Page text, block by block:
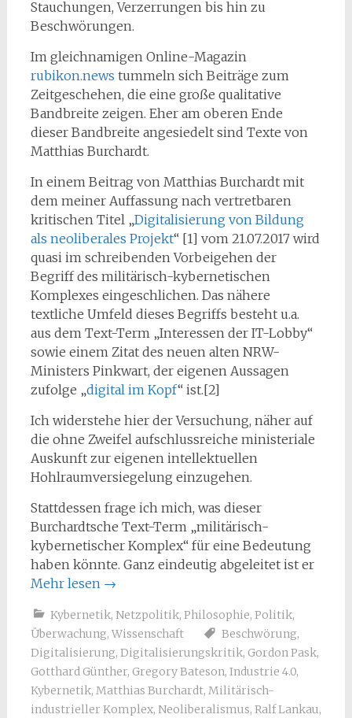
Stauchungen, Verzerrungen bis hin zu
Beschwörungen.
Im gleichnamigen Online-Magazin
rubikon.news tummeln sich Beiträge zum
Zeitgeschehen, die eine große qualitative
Bandbreite zeigen. Eher am oberen Ende
dieser Bandbreite angesiedelt sind Texte von
Matthias Burchardt.
In einem Beitrag von Matthias Burchardt mit
dem meiner Auffassung nach vertretbaren
kritischen Titel „Digitalisierung von Bildung
als neoliberales Projekt“ [1] vom 21.07.2017 wird
quasi im schreibenden Vorbeigehen der
Begriff des militärisch-kybernetischen
Komplexes eingeschlichen. Das nähere
textliche Umfeld dieses Begriffs besteht u.a.
aus dem Text-Term „Interessen der IT-Lobby“
sowie einem Zitat des neuen alten NRW-
Ministers Pinkwart, der eigenen Aussagen
zufolge „digital im Kopf“ ist.[2]
Ich widerstehe hier der Versuchung, näher auf
die ohne Zweifel aufschlussreiche ministeriale
Auskunft zur eigenen intellektuellen
Hohlraumversiegelung einzugehen.
Stattdessen frage ich mich, was dieser
Burchardtsche Text-Term „militärisch-
kybernetischer Komplex“ für eine Bedeutung
haben könnte. Ganz eindeutig abgeleitet ist er
Mehr lesen →
Kybernetik, Netzpolitik, Philosophie, Politik,
Überwachung, Wissenschaft Beschwörung,
Digitalisierung, Digitalisierungskritik, Gordon Pask,
Gotthard Günther, Gregory Bateson, Industrie 4.0,
Kybernetik, Matthias Burchardt, Militärisch-
industrieller Komplex, Neoliberalismus, Ralf Lankau,